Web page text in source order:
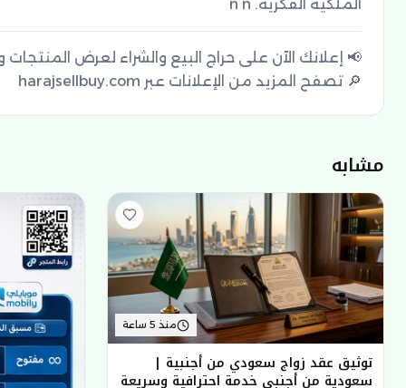
الملكية الفكرية. n n
🔎 تصفح المزيد من الإعلانات عبر harajsellbuy.com
مشابه
منذ 5 ساعة
توثيق عقد زواج سعودي من أجنبية |
سعودية من أجنبي خدمة احترافية وسريعة